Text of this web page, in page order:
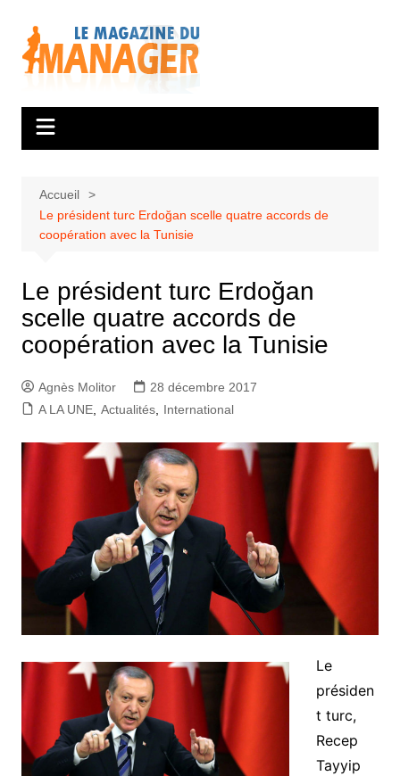
contenu
Accueil
Le président turc Erdoğan scelle quatre accords de
coopération avec la Tunisie
Le président turc Erdoğan
scelle quatre accords de
coopération avec la Tunisie
Agnès Molitor
28 décembre 2017
A LA UNE, Actualités, International
Le
présiden
t turc,
Recep
Tayyip